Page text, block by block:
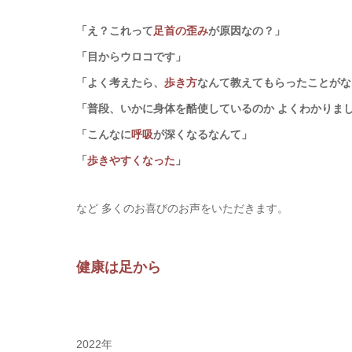
「え？これって足首の歪みが原因なの？」
「目からウロコです」
「よく考えたら、 歩き方なんて教えてもらったことがな
「普段、いかに身体を酷使しているのか よくわかりま
「こんなに呼吸が深くなるなんて」
「 歩きやすくなった 」
など 多くのお喜びのお声をいただきます。
健康は足から
2022年